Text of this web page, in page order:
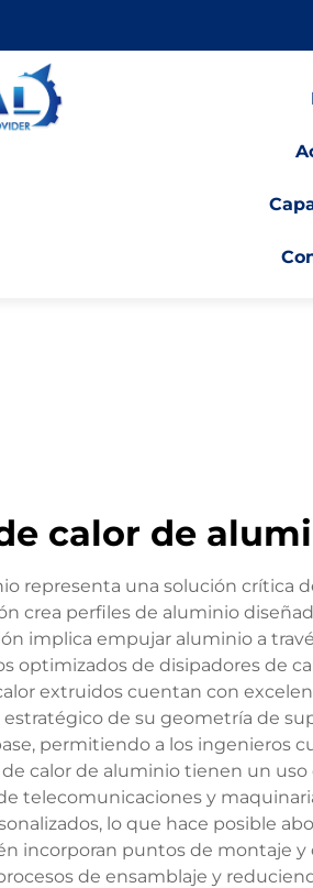
calor de
representa una solución crítica
crea perfiles de aluminio
implica empujar aluminio a
optimizados de disipadores de
extruidos cuentan con
de su geometría de
permitiendo a los
calor de aluminio tienen un
telecomunicaciones y
lo que hace posible
incorporan puntos de montaje
de ensamblaje y